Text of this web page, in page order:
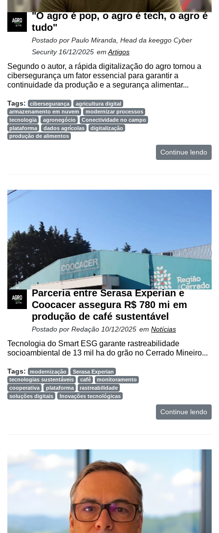
"O agro é pop, o agro é tech, o agro é
tudo"
Postado por Paulo Miranda, Head da keeggo Cyber
Security 16/12/2025 em Artigos
Segundo o autor, a rápida digitalização do agro tornou a
cibersegurança um fator essencial para garantir a
continuidade da produção e a segurança alimentar...
Tags: cibersegurança
agricultura digital
armazenamento em nuvem
modernizar processos
tecnologia
agronegócio
Conectividade no campo
plataforma
dados agrícolas
digitalização
produção de alimentos
Continue lendo
Parceria entre Serasa Experian e
Coocacer assegura R$ 780 mi em
produção de café sustentável
Postado por Redação 10/12/2025 em Notícias
Tecnologia do Smart ESG garante rastreabilidade
socioambiental de 13 mil ha do grão no Cerrado Mineiro...
Tags: modernização
Serasa Experian
tecnologias sustentáveis
café
monitoramento
cooperativa
plataforma
rastreabilidade
soluções digitais
Inovações tecnológicas
Continue lendo